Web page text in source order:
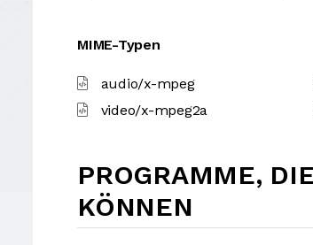
MIME-Typen
audio/x-mpeg
video/x-mpeg2a
PROGRAMME,
KÖNNEN